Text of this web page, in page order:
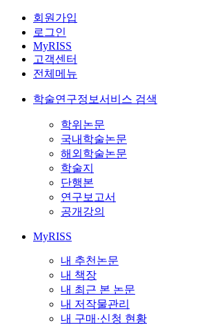
회원가입
로그인
MyRISS
고객센터
전체메뉴
학술연구정보서비스 검색
학위논문
국내학술논문
해외학술논문
학술지
단행본
연구보고서
공개강의
MyRISS
내 추천논문
내 책장
내 최근 본 논문
내 저작물관리
내 구매·신청 현황